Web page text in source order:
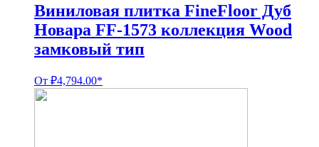
Виниловая плитка FineFloor Дуб
Новара FF-1573 коллекция Wood
замковый тип
От ₽4,794.00*